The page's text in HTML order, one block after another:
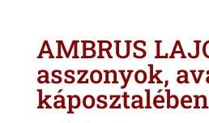
AMBRUS
asszonyok,
káposztalében